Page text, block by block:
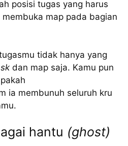
posisi tugas yang harus
map pada bagian
tidak hanya yang
dan map saja. Kamu pun
ia membunuh seluruh kru
hantu (ghost)